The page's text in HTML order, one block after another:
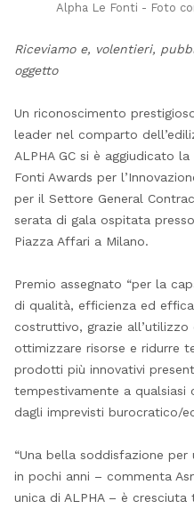
Alpha Le Fonti - Foto
Riceviamo e, volentieri,
oggetto
Un riconoscimento
leader nel comparto
ALPHA GC si è aggiudicato
Fonti Awards per
per il Settore General
serata di gala ospitata
Piazza Affari a Milano.
Premio assegnato “per la
di qualità, efficienza ed
costruttivo, grazie
ottimizzare risorse e ridurre
prodotti più innovativi
tempestivamente a qualsiasi
dagli imprevisti burocratico/
“Una bella soddisfazione
in pochi anni – commenta
unica di ALPHA – è